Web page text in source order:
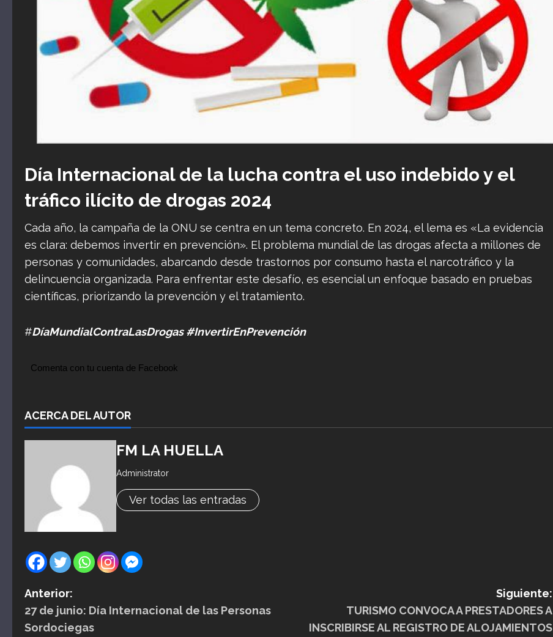
Día Internacional de la lucha contra el uso indebido y el
tráfico ilícito de drogas 2024
Cada año, la campaña de la ONU se centra en un tema concreto. En 2024, el lema es «La evidencia
es clara: debemos invertir en prevención». El problema mundial de las drogas afecta a millones de
personas y comunidades, abarcando desde trastornos por consumo hasta el narcotráfico y la
delincuencia organizada. Para enfrentar este desafío, es esencial un enfoque basado en pruebas
científicas, priorizando la prevención y el tratamiento.
#DíaMundialContraLasDrogas #InvertirEnPrevención
Comenta con tu cuenta de Facebook
ACERCA DEL AUTOR
FM LA HUELLA
Administrator
Ver todas las entradas
N
a
Anterior:
27 de junio: Día Internacional de las Personas
Sordociegas
Siguiente:
TURISMO CONVOCA A PRESTADORES A
INSCRIBIRSE AL REGISTRO DE ALOJAMIENTOS